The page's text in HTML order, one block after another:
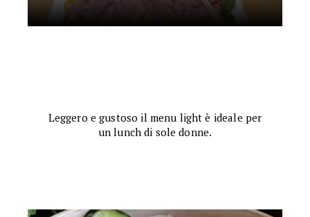
Leggero e gustoso il menu light è ideale per
un lunch di sole donne.